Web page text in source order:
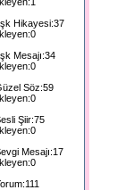
Hikayesi:37
Mesajı:34
Söz:59
Şiir:75
Mesajı:17